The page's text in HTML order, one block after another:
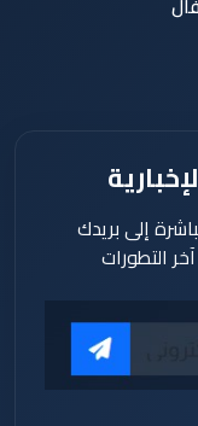
إلى بريدك
التطورات